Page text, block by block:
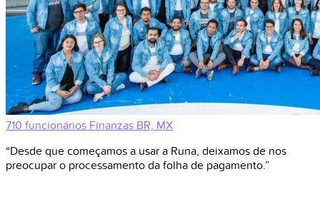
710 funcionários Finanzas BR, MX
“Desde que começamos a usar a Runa, deixamos de nos
preocupar o processamento da folha de pagamento.”